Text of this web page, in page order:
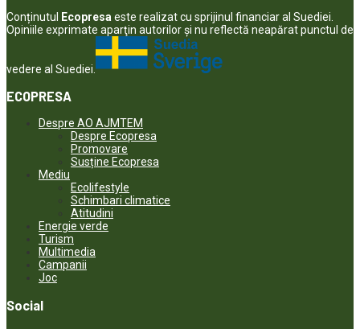
Conținutul Ecopresa este realizat cu sprijinul financiar al Suediei.
Opiniile exprimate aparţin autorilor şi nu reflectă neapărat punctul de
vedere al Suediei.
ECOPRESA
Despre AO AJMTEM
Despre Ecopresa
Promovare
Susține Ecopresa
Mediu
Ecolifestyle
Schimbari climatice
Atitudini
Energie verde
Turism
Multimedia
Campanii
Joc
Social